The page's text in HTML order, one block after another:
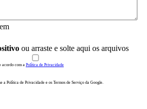
ou arraste e solte aqui os arquivos
acordo com a Política de Privacidade
a Política de Privacidade e os Termos de Serviço da Google.